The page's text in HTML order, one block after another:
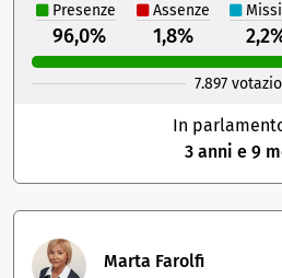
Presenze Assenze
96,0% 1,8%
7.897
In
3 anni e 9
Marta Farolfi